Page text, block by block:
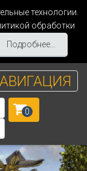
технологии.
обработки
Подробнее...
0